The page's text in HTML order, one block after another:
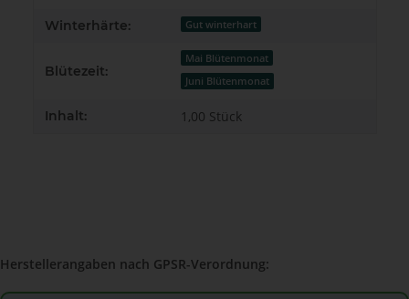
Winterhärte: Gut winterhart
Blütezeit:
Mai Blütenmonat
Juni Blütenmonat
Inhalt: 1,00 Stück
Herstellerangaben nach GPSR-Verordnung: